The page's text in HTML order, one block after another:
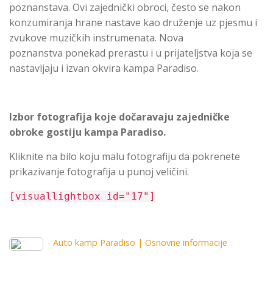
poznanstava. Ovi zajednički obroci, često se nakon
konzumiranja hrane nastave kao druženje uz pjesmu i
zvukove muzičkih instrumenata. Nova
poznanstva ponekad prerastu i u prijateljstva koja se
nastavljaju i izvan okvira kampa Paradiso.
Izbor fotografija koje dočaravaju zajedničke
obroke gostiju kampa Paradiso.
Kliknite na bilo koju malu fotografiju da pokrenete
prikazivanje fotografija u punoj veličini.
[visuallightbox id="17"]
Auto kamp Paradiso | Osnovne informacije